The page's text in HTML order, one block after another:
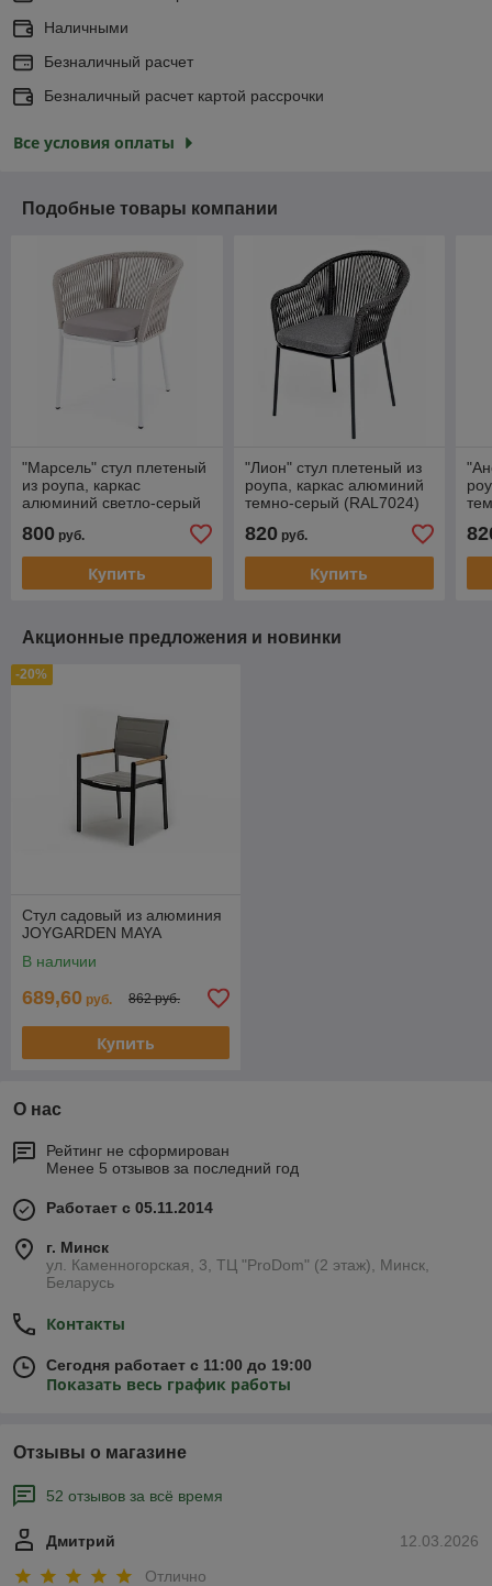
Наличными
Безналичный расчет
Безналичный расчет картой рассрочки
Все условия оплаты
Подобные товары компании
"Марсель" стул плетеный
из роупа, каркас
алюминий светло-серый
бежевый круглый, ткань
800 руб.
Купить
"Лион" стул плетеный из
роупа, каркас алюминий
темно-серый (RAL7024)
муар, роуп темно-серый
круглый, ткань
820руб.
Купить
Акционные предложения и новинки
-20%
Стул садовый из алюминия
JOYGARDEN MAYA
В наличии
689,60 руб. 862 руб.
Купить
О нас
Рейтинг не сформирован
Менее 5 отзывов за последний год
Работает с 05.11.2014
г. Минск
ул. Каменногорская, 3, ТЦ "ProDom" (2 этаж), Минск,
Беларусь
Контакты
Сегодня работает с 11:00 до 19:00
Показать весь график работы
Отзывы о магазине
52 отзывов за всё время
12.03.2026
Дмитрий
Отлично